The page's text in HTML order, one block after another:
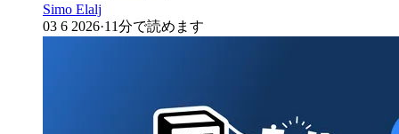
Simo Elalj
03 6 2026·11分で読めます